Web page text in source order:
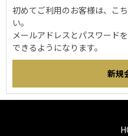
初めてご利用のお客様は、こ
い。
メールアドレスとパスワード
できるようになります。